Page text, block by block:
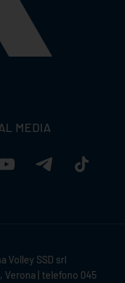
MEDIA
Volley SSD srl
Verona | telefono 045